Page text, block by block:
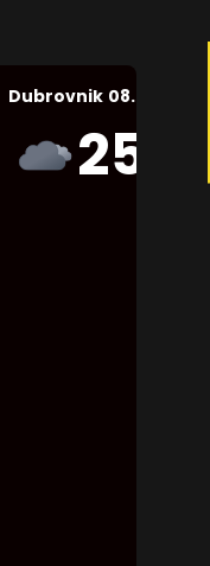
Dubrovnik 08.08.2026.
25